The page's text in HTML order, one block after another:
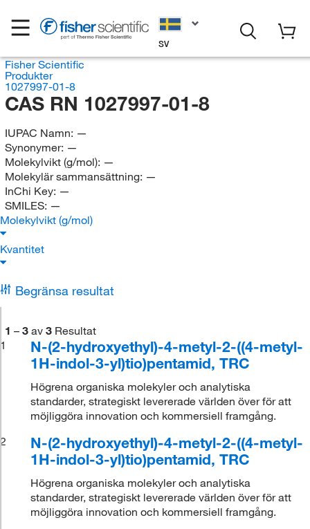
SV
Fisher Scientific
Produkter
1027997-01-8
CAS RN 1027997-01-8
IUPAC Namn: —
Synonymer: —
Molekylvikt (g/mol): —
Molekylär sammansättning: —
InChi Key: —
SMILES: —
Molekylvikt (g/mol)
Kvantitet
Begränsa resultat
1 – 3 av 3 Resultat
1
N-(2-hydroxyethyl)-4-metyl-2-((4-metyl-
1H-indol-3-yl)tio)pentamid, TRC
Högrena organiska molekyler och analytiska
standarder, strategiskt levererade världen över för att
möjliggöra innovation och kommersiell framgång.
2
N-(2-hydroxyethyl)-4-metyl-2-((4-metyl-
1H-indol-3-yl)tio)pentamid, TRC
Högrena organiska molekyler och analytiska
standarder, strategiskt levererade världen över för att
möjliggöra innovation och kommersiell framgång.